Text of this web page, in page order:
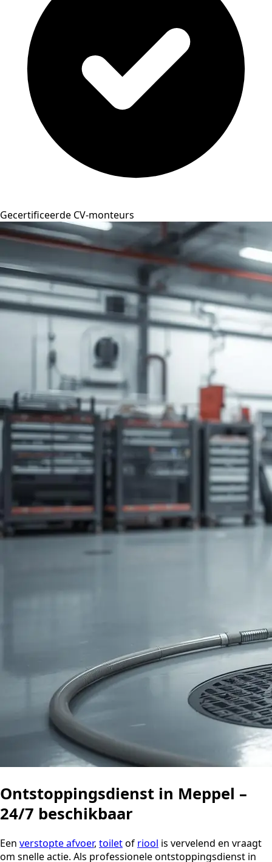
Gecertificeerde CV-monteurs
Ontstoppingsdienst in Meppel –
24/7 beschikbaar
Een verstopte afvoer, toiletof riool is vervelend en vraagt
om snelle actie. Als professionele ontstoppingsdienst in